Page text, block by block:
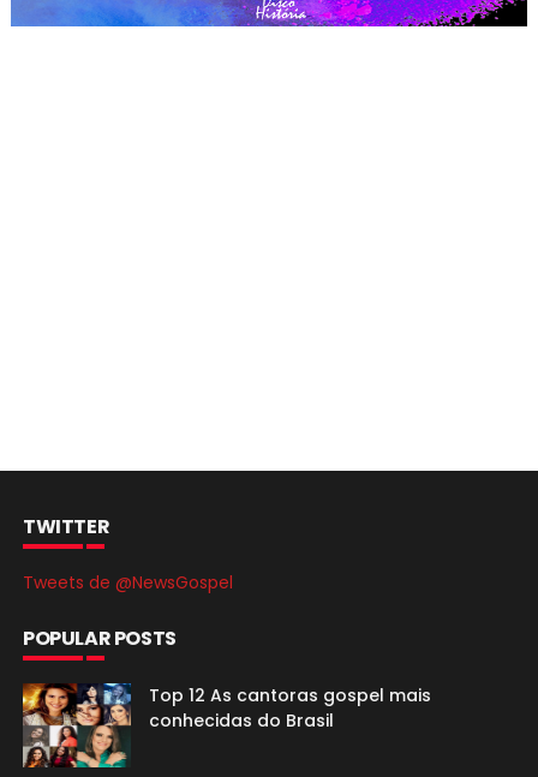
TWITTER
Tweets de @NewsGospel
POPULAR POSTS
Top 12 As cantoras gospel mais
conhecidas do Brasil